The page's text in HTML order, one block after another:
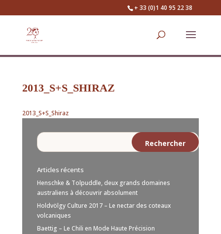
+ 33 (0)1 40 95 22 38
2013_S+S_SHIRAZ
2013_S+S_Shiraz
Articles récents
Henschke & Tolpuddle, deux grands domaines
australiens à découvrir absolument
Holdvölgy Culture 2017 – Le nectar des coteaux
volcaniques
Baettig – Le Chili en Mode Haute Précision